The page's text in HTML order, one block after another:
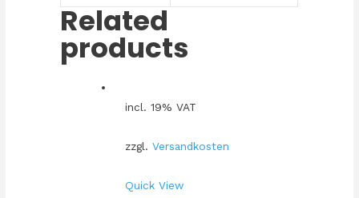
Related
products
incl. 19% VAT
zzgl. Versandkosten
Quick View